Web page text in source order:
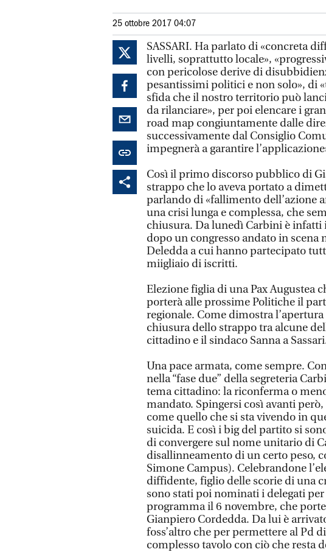
25 ottobre 2017 04:07
SASSARI. Ha parlato di «concreta
livelli, soprattutto locale»,
con pericolose derive di
pesantissimi politici e non solo», di
sfida che il nostro territorio può
da rilanciare», per poi elencare i
road map congiuntamente dalle
successivamente dal Consiglio
impegnerà a garantire
Così il primo discorso pubblico di
strappo che lo aveva portato a
parlando di «fallimento dell’azione
una crisi lunga e complessa, che
chiusura. Da lunedì Carbini è
dopo un congresso andato in scena
Deledda a cui hanno partecipato
miigliaio di iscritti.
Elezione figlia di una Pax Augustea
porterà alle prossime Politiche il
regionale. Come dimostra
chiusura dello strappo tra alcune
cittadino e il sindaco Sanna a
Una pace armata, come sempre.
nella “fase due” della segreteria
tema cittadino: la riconferma o
mandato. Spingersi così avanti
come quello che si sta vivendo in
suicida. E così i big del partito si
di convergere sul nome unitario di
disallinneamento di un certo peso,
Simone Campus). Celebrandone
diffidente, figlio delle scorie di una
sono stati poi nominati i delegati
programma il 6 novembre, che
Gianpiero Cordedda. Da lui è
foss’altro che per permettere al Pd
complesso tavolo con ciò che resta